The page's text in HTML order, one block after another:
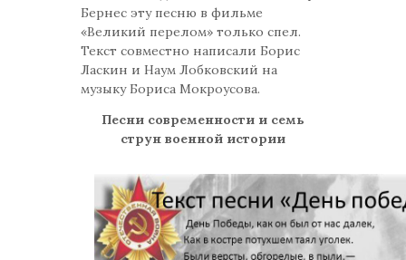
Бернес эту песню в фильме
«Великий перелом» только спел.
Текст совместно написали Борис
Ласкин и Наум Лобковский на
музыку Бориса Мокроусова.
Песни современности и семь
струн военной истории